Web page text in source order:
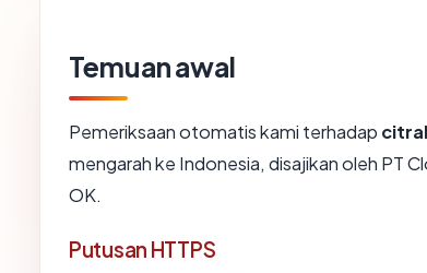
Temuan awal
Pemeriksaan otomatis kami terhadap
mengarah ke Indonesia, disajikan oleh PT
OK.
Putusan HTTPS